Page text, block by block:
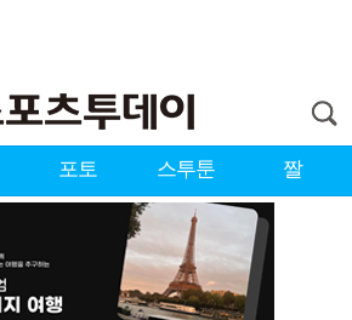
포토 스투툰 짤